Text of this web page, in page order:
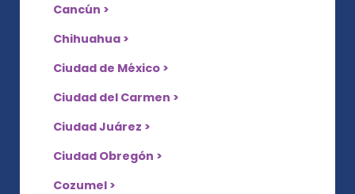
Cancún >
Chihuahua >
Ciudad de México >
Ciudad del Carmen >
Ciudad Juárez >
Ciudad Obregón >
Cozumel >